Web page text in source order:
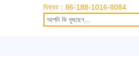
বিক্রয়： 86-188-1016-8084